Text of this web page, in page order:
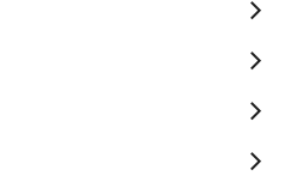
チャ向けSW
環境シリー
MCALソ